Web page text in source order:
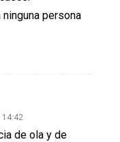
persona
de ola y de